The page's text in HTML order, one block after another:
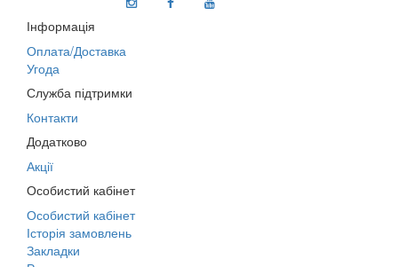
Інформація
Оплата/Доставка
Угода
Служба підтримки
Контакти
Додатково
Акції
Особистий кабінет
Особистий кабінет
Історія замовлень
Закладки